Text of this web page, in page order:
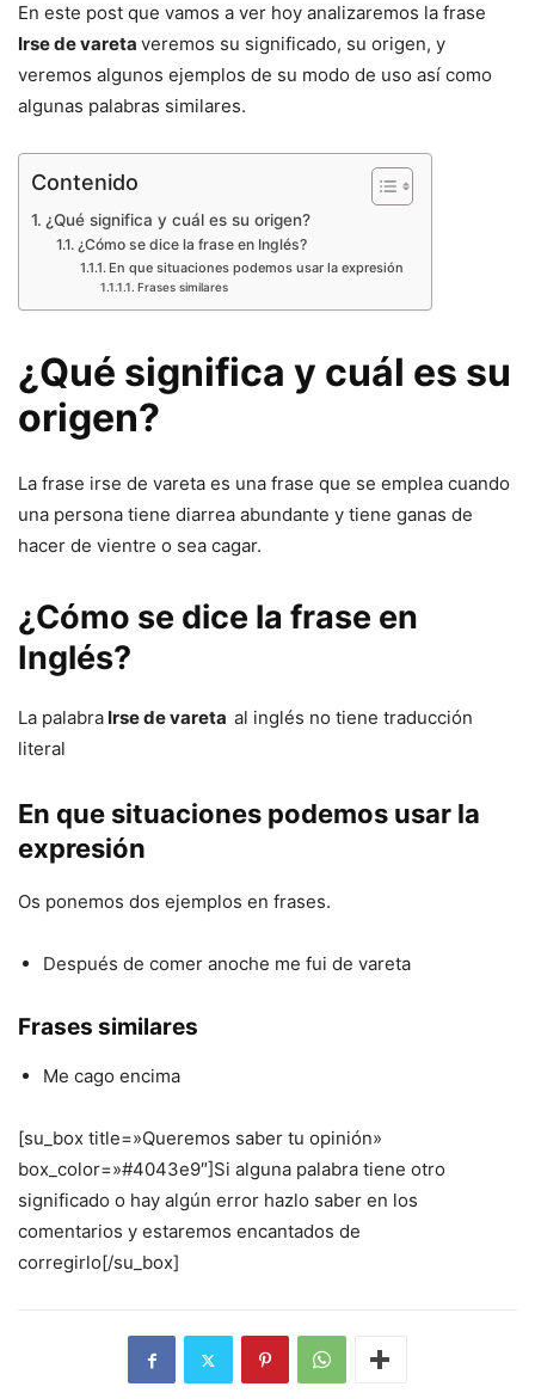
En este post que vamos a ver hoy analizaremos la frase
Irse de vareta veremos su significado, su origen, y
veremos algunos ejemplos de su modo de uso así como
algunas palabras similares.
Contenido
¿Qué significa y cuál es su origen?
¿Cómo se dice la frase en Inglés?
En que situaciones podemos usar la expresión
Frases similares
¿Qué significa y cuál es su
origen?
La frase irse de vareta es una frase que se emplea cuando
una persona tiene diarrea abundante y tiene ganas de
hacer de vientre o sea cagar.
¿Cómo se dice la frase en
Inglés?
La palabra Irse de vareta al inglés no tiene traducción
literal
En que situaciones podemos usar la
expresión
Os ponemos dos ejemplos en frases.
Después de comer anoche me fui de vareta
Frases similares
Me cago encima
[su_box title=»Queremos saber tu opinión»
box_color=»#4043e9″]Si alguna palabra tiene otro
significado o hay algún error hazlo saber en los
comentarios y estaremos encantados de
corregirlo[/su_box]